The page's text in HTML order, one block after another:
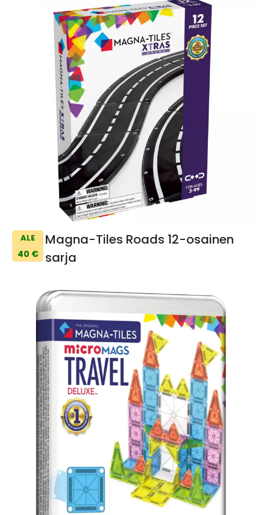
ALE
40 €
Magna-Tiles Roads 12-osainen
sarja